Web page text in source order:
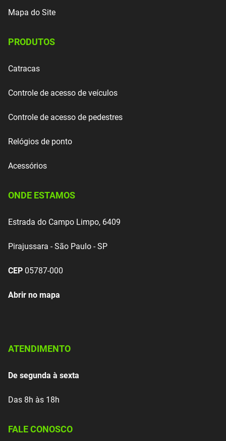
Mapa do Site
PRODUTOS
Catracas
Controle de acesso de veículos
Controle de acesso de pedestres
Relógios de ponto
Acessórios
ONDE ESTAMOS
Estrada do Campo Limpo, 6409
Pirajussara - São Paulo - SP
CEP 05787-000
Abrir no mapa
ATENDIMENTO
De segunda à sexta
Das 8h às 18h
FALE CONOSCO